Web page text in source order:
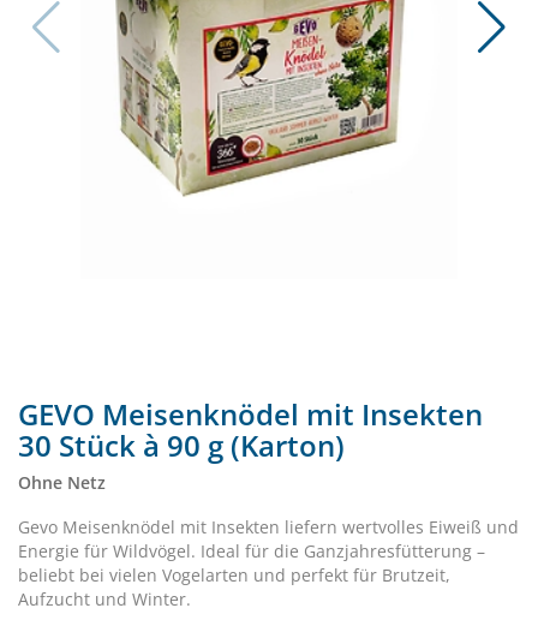
GEVO Meisenknödel mit Insekten
30 Stück à 90 g (Karton)
Ohne Netz
Gevo Meisenknödel mit Insekten liefern wertvolles Eiweiß und
Energie für Wildvögel. Ideal für die Ganzjahresfütterung –
beliebt bei vielen Vogelarten und perfekt für Brutzeit,
Aufzucht und Winter.